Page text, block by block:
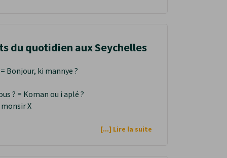
du quotidien aux Seychelles
Bonjour, ki mannye ?
? = Koman ou i aplé ?
X
[...] Lire la suite